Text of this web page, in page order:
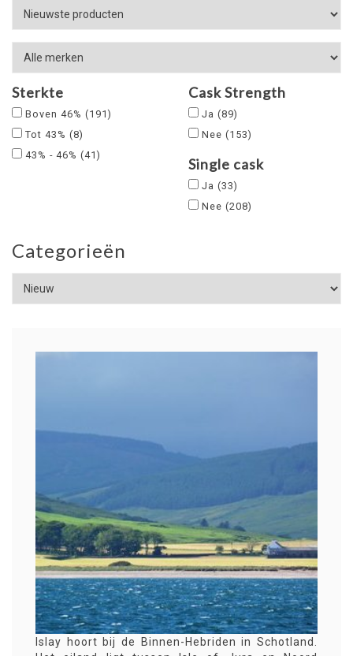
Sterkte
Boven 46% (191)
Tot 43% (8)
43% - 46% (41)
Cask Strength
Ja (89)
Nee (153)
Single cask
Ja (33)
Nee (208)
Categorieën
Islay hoort bij de Binnen-Hebriden in Schotland.